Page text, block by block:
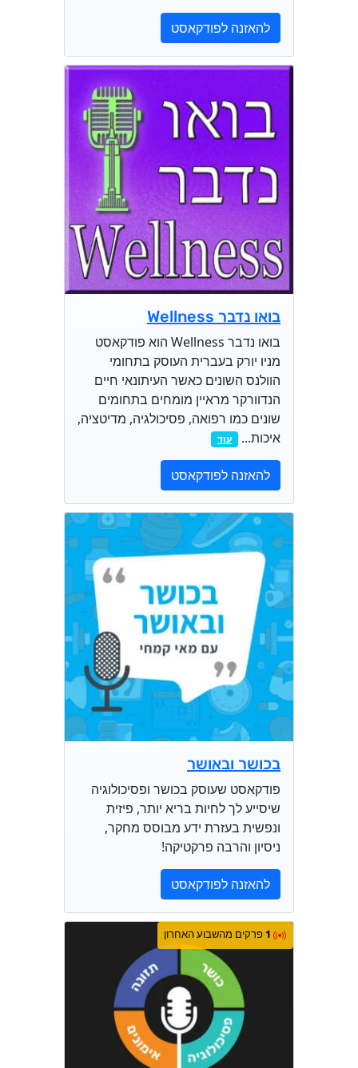
להאזנה לפודקאסט
בואו נדבר Wellness
בואו נדבר Wellness הוא פודקאסט
מניו יורק בעברית העוסק בתחומי
הוולנס השונים כאשר העיתונאי חיים
הנדוורקר מראיין מומחים בתחומים
שונים כמו רפואה, פסיכולגיה, מדיטציה,
איכות...
עוד
להאזנה לפודקאסט
בכושר ובאושר
פודקאסט שעוסק בכושר ופסיכולוגיה
שיסייע לך לחיות בריא יותר, פיזית
ונפשית בעזרת ידע מבוסס מחקר,
ניסיון והרבה פרקטיקה!
להאזנה לפודקאסט
1 פרקים מהשבוע האחרון